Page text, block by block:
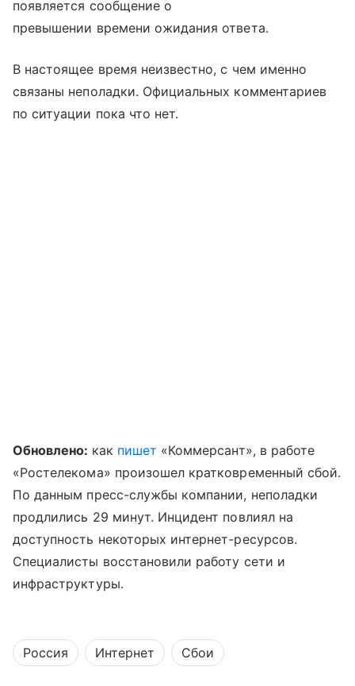
появляется сообщение о
превышении времени ожидания ответа.
В настоящее время неизвестно, с чем именно
связаны неполадки. Официальных комментариев
по ситуации пока что нет.
Обновлено: как пишет «Коммерсант», в работе
«Ростелекома» произошел кратковременный сбой.
По данным пресс-службы компании, неполадки
продлились 29 минут. Инцидент повлиял на
доступность некоторых интернет-ресурсов.
Специалисты восстановили работу сети и
инфраструктуры.
Россия Интернет Сбои